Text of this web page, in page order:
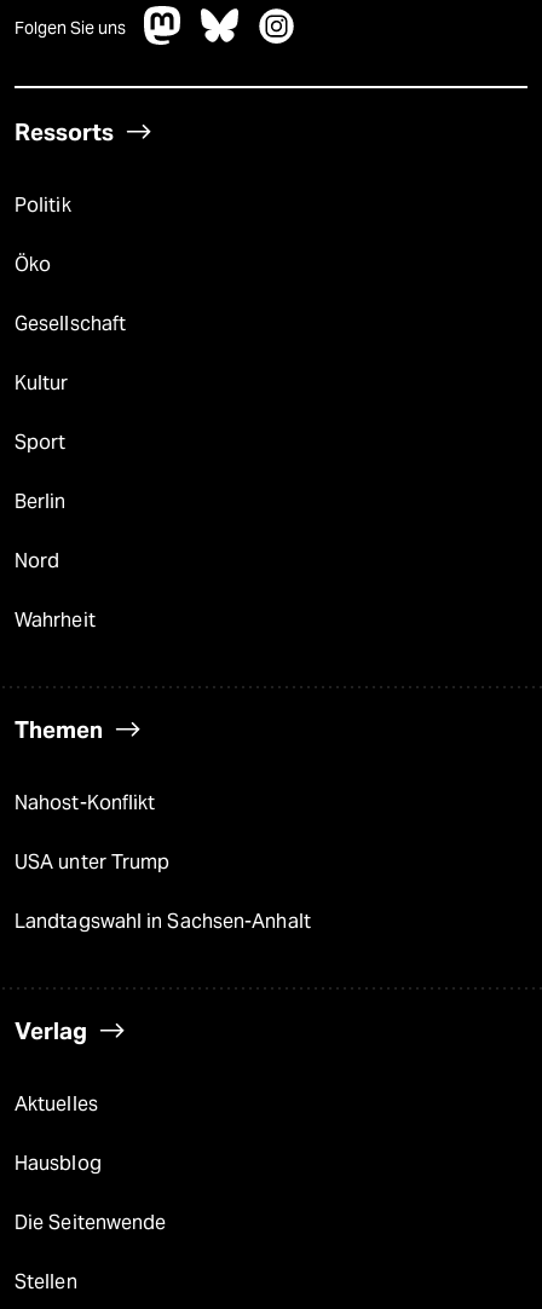
Folgen Sie uns
Ressorts
Politik
Öko
Gesellschaft
Kultur
Sport
Berlin
Nord
Wahrheit
Themen
Nahost-Konflikt
USA unter Trump
Landtagswahl in Sachsen-Anhalt
Verlag
Aktuelles
Hausblog
Die Seitenwende
Stellen